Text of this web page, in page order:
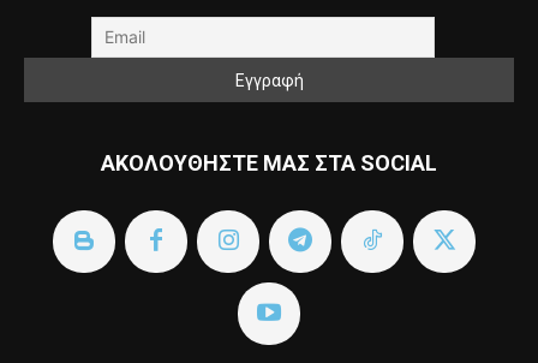
ΑΚΟΛΟΥΘΗΣΤΕ ΜΑΣ ΣΤΑ SOCIAL